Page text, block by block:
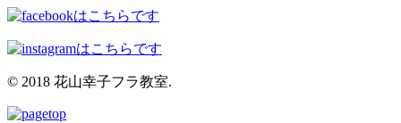
© 2018 花山幸子フラ教室.